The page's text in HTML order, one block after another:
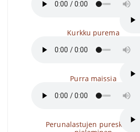
Kurkku purema
Purra maissia
Perunalastujen pureskelu ja